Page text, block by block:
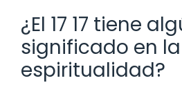
¿El 17 17 tiene
significado en la
espiritualidad?